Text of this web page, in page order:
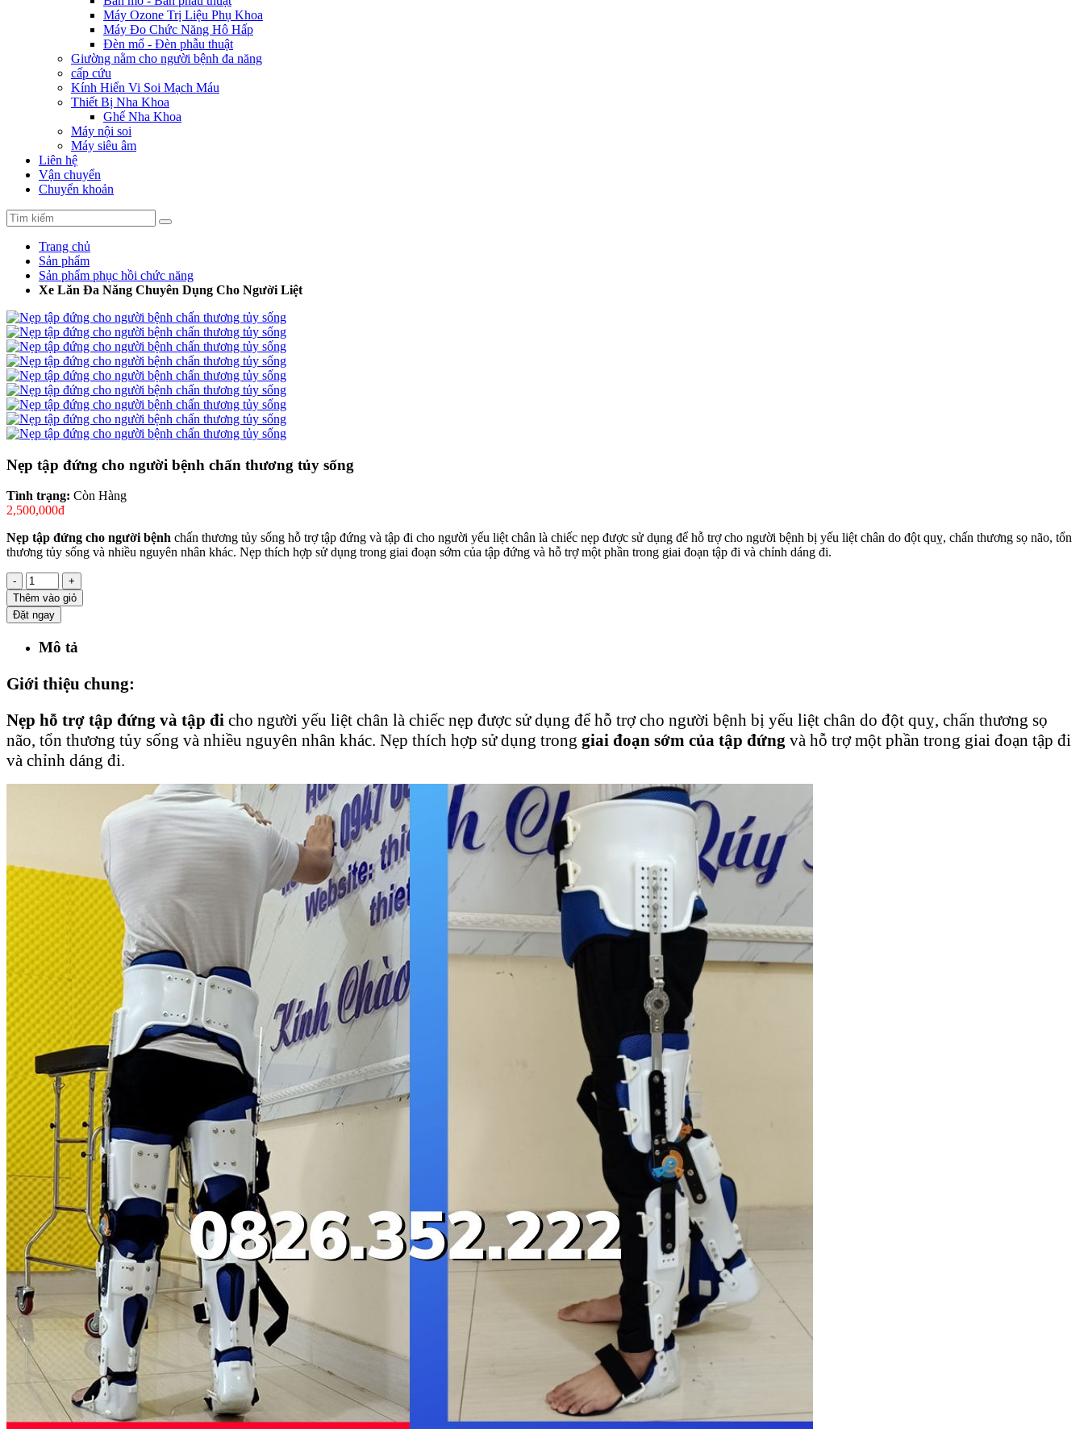
Máy Ozone Trị Liệu Phụ Khoa
Máy Đo Chức Năng Hô Hấp
Đèn mổ - Đèn phẫu thuật
Giường nằm cho người bệnh đa năng
cấp cứu
Kính Hiển Vi Soi Mạch Máu
Thiết Bị Nha Khoa
Ghế Nha Khoa
Máy nội soi
Máy siêu âm
Liên hệ
Vận chuyển
Chuyển khoản
Trang chủ
Sản phẩm
Sản phẩm phục hồi chức năng
Xe Lăn Đa Năng Chuyên Dụng Cho Người Liệt
Nẹp tập đứng cho người bệnh chấn thương tủy sống
Tình trạng: Còn Hàng
2,500,000đ
Nẹp tập đứng cho người bệnh chấn thương tủy sống hỗ trợ tập đứng và tập đi cho người yếu liệt chân là chiếc nẹp được sử dụng để hỗ trợ cho người bệnh bị yếu liệt chân do đột quỵ, chấn thương sọ não, tổn
thương tủy sống và nhiều nguyên nhân khác. Nẹp thích hợp sử dụng trong giai đoạn sớm của tập đứng và hỗ trợ một phần trong giai đoạn tập đi và chỉnh dáng đi.
-
+
Thêm vào giỏ
Đặt ngay
Mô tả
Giới thiệu chung:
Nẹp hỗ trợ tập đứng và tập đi cho người yếu liệt chân là chiếc nẹp được sử dụng để hỗ trợ cho người bệnh bị yếu liệt chân do đột quỵ, chấn thương sọ
não, tổn thương tủy sống và nhiều nguyên nhân khác. Nẹp thích hợp sử dụng trong giai đoạn sớm của tập đứng và hỗ trợ một phần trong giai đoạn tập đi
và chỉnh dáng đi.